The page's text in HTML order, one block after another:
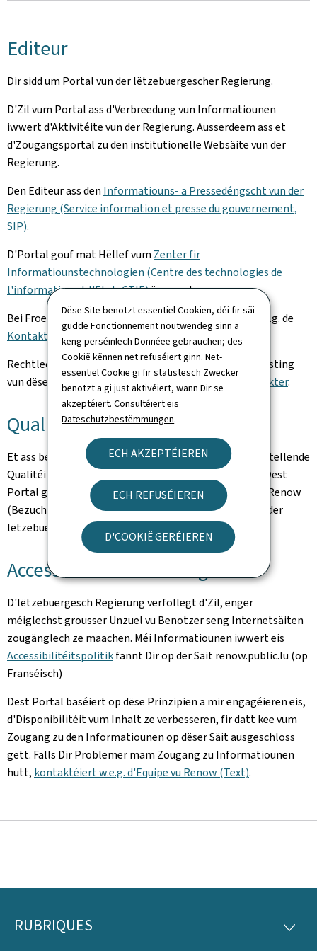
Dëse Site benotzt essentiel Cookien, déi fir säi
gudde Fonctionnement noutwendeg sinn a
keng perséinlech Donnéeë gebrauchen; dës
Cookië kënnen net refuséiert ginn. Net-
essentiel Cookië gi fir statistesch Zwecker
benotzt a gi just aktivéiert, wann Dir se
akzeptéiert. Consultéiert eis
Dateschutzbestëmmungen.
ECH AKZEPTÉIEREN
ECH REFUSÉIEREN
D'COOKIË GERÉIEREN
Editeur
Dir sidd um Portal vun der lëtzebuergescher Regierung.
D'Zil vum Portal ass d'Verbreedung vun Informatiounen
iwwert d'Aktivitéite vun der Regierung. Ausserdeem ass et
d'Zougangsportal zu den institutionelle Websäite vun der
Regierung.
Den Editeur ass den Informatiouns- a Pressedéngscht vun der
Regierung (Service information et presse du gouvernement,
SIP).
D'Portal gouf mat Hëllef vum Zenter fir
Informatiounstechnologien (Centre des technologies de
l'information et l'Etat, CTIE)ëmgesat.
Bei Froen iwwert dëst Portal a säin Inhalt benotzt w.e.g. de
Kontaktformulaire
Rechtlech Hiwäiser an Informatiounen iwwert den Hosting
vun dëser Websäit fannt Dir op der Säit
rechtlech Aspekter.
Qualitéit
Et ass besonnesch dorop opgepasst ginn, en zefriddestellende
Qualitéits- an Accessibilitéitsniveau ze garantéieren. Dëst
Portal gëtt no den Empfeelunge vum Bezuchsmodell Renow
(Bezuchsmodell vun der Website-Normalisatioun vun der
lëtzebuergescher Regierung) entwéckelt.
Accessibilitéitserklärung
D'lëtzebuergesch Regierung verfollegt d'Zil, enger
méiglechst grousser Unzuel vu Benotzer seng Internetsäiten
zougänglech ze maachen. Méi Informatiounen iwwert eis
Accessibilitéitspolitikfannt Dir op der Säit renow.public.lu (op
Franséisch)
Dëst Portal baséiert op dëse Prinzipien a mir engagéieren eis,
d'Disponibilitéit vum Inhalt ze verbesseren, fir datt kee vum
Zougang zu den Informatiounen op dëser Säit ausgeschloss
gëtt. Falls Dir Problemer mam Zougang zu Informatiounen
hutt, kontaktéiert w.e.g. d'Equipe vu Renow (Text).
Fousszeil
RUBRIQUES